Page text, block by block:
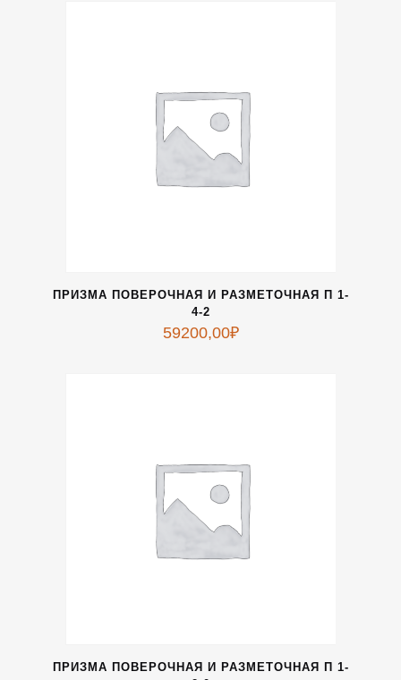
ПРИЗМА ПОВЕРОЧНАЯ И РАЗМЕТОЧНАЯ П 1-
4-2
59200,00₽
ПРИЗМА ПОВЕРОЧНАЯ И РАЗМЕТОЧНАЯ П 1-